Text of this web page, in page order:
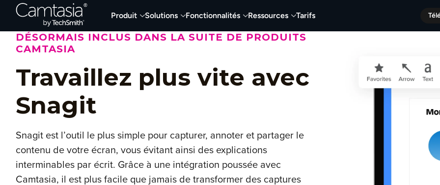
Passer
directement
contenu
Produit Solutions Fonctionnalités Ressources Tarifs
DÉSORMAIS INCLUS DANS LA SUITE DE PRODUITS
CAMTASIA
Travaillez plus vite avec
Snagit
Snagit est l’outil le plus simple pour capturer, annoter et partager le
contenu de votre écran, vous évitant ainsi des explications
interminables par écrit. Grâce à une intégration poussée avec
Camtasia, il est plus facile que jamais de transformer des captures